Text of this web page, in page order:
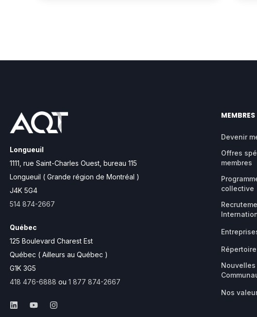
Longueuil
1111, rue Saint-Charles Ouest, bureau 115
Longueuil ( Grande région de Montréal )
J4K 5G4
514 874-2667
Québec
125 Boulevard Charest Est
Québec ( Ailleurs au Québec )
G1K 3G5
418 476-6888 ou 1 877 874-2667
MEMBRES
Devenir
Offres
membres
collective
Nouvelles
Nos